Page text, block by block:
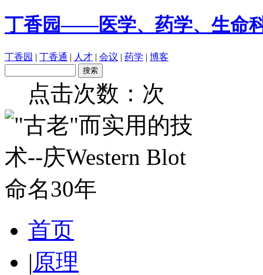
丁香园——医学、药学、生命
丁香园 | 丁香通 | 人才 | 会议 | 药学 | 博客
点击次数： 次
首页
|原理